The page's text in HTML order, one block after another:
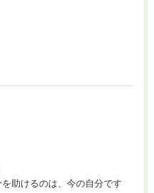
助けるのは、今の自分です